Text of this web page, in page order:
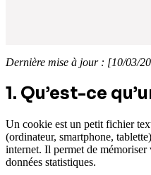
Dernière mise à jour : [10/03/
1. Qu’est-ce
Un cookie est un petit fichier
(ordinateur, smartphone,
internet. Il permet de mémoriser
données statistiques.